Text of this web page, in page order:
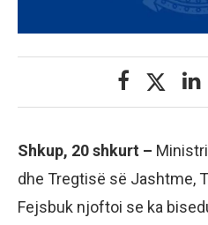
Shkup, 20 shkurt –
dhe Tregtisë së Jashtme,
Fejsbuk njoftoi se ka